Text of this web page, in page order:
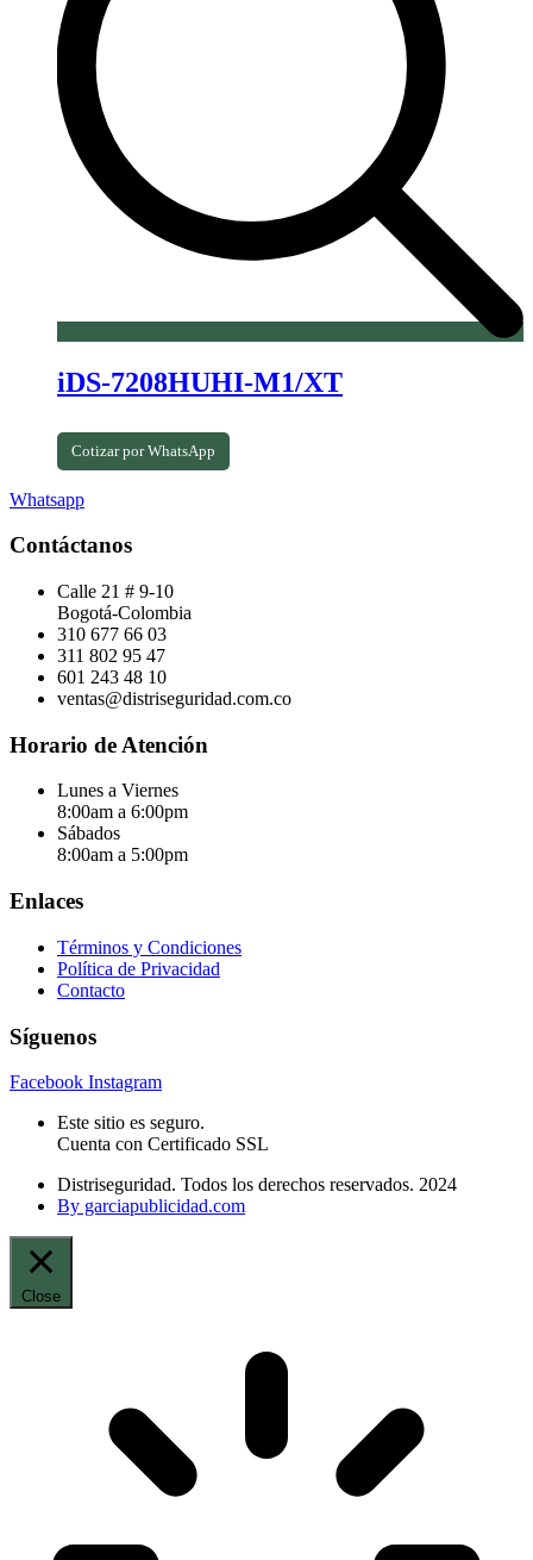
iDS-7208HUHI-M1/XT
Cotizar por WhatsApp
Whatsapp
Contáctanos
Calle 21 # 9-10
Bogotá-Colombia
310 677 66 03
311 802 95 47
601 243 48 10
ventas@distriseguridad.com.co
Horario de Atención
Lunes a Viernes
8:00am a 6:00pm
Sábados
8:00am a 5:00pm
Enlaces
Términos y Condiciones
Política de Privacidad
Contacto
Síguenos
Facebook Instagram
Este sitio es seguro.
Cuenta con Certificado SSL
Distriseguridad. Todos los derechos reservados. 2024
By garciapublicidad.com
Close